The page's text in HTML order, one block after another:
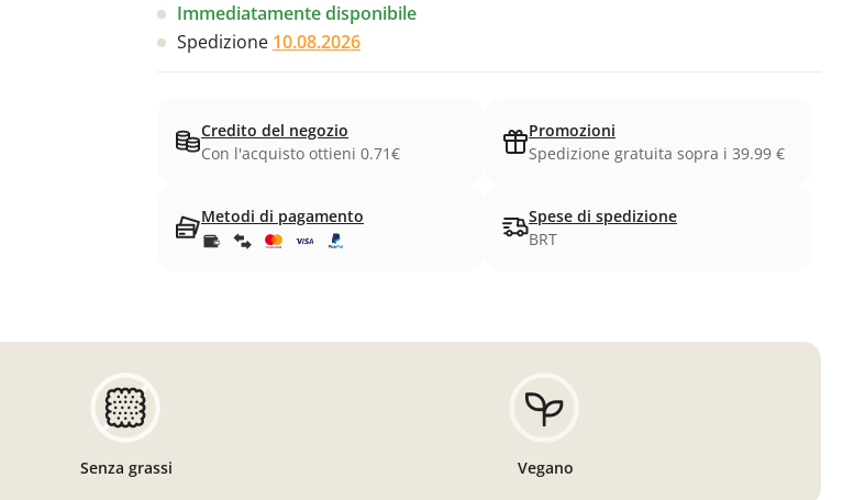
Immediatamente disponibile
Spedizione 10.08.2026
Credito del negozio
Con l'acquisto ottieni 0.71€
Promozioni
Spedizione gratuita sopra i 39.99 €
Metodi di pagamento
Spese di spedizione
BRT
Senza grassi Vegano